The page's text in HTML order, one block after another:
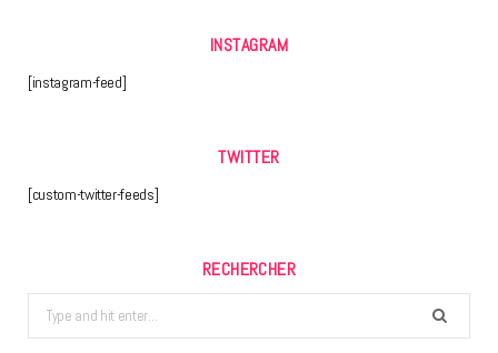
INSTAGRAM
[instagram-feed]
TWITTER
[custom-twitter-feeds]
RECHERCHER
Search
for: